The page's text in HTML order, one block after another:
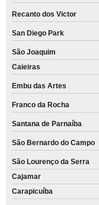
Recanto dos Victor
San Diego Park
São Joaquim
Caieiras
Embu das Artes
Franco da Rocha
Santana de Parnaíba
São Bernardo do Campo
São Lourenço da Serra
Cajamar
Carapicuíba